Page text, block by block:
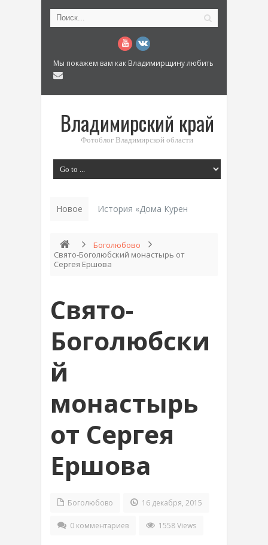
Мы покажем вам как Владимирщину любить
Владимирский край
Фотоблог Владимирской области
Новое История «Дома Куренкова» в Коврове
Боголюбово
Свято-Боголюбский монастырь от
Сергея Ершова
Свято-
Боголюбски
й
монастырь
от Сергея
Ершова
Боголюбово 16 декабря, 2015
0 комментариев 1558 Views